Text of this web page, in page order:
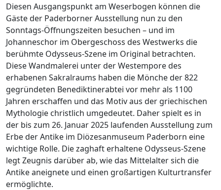
Diesen Ausgangspunkt am Weserbogen können die
Gäste der Paderborner Ausstellung nun zu den
Sonntags-Öffnungszeiten besuchen – und im
Johanneschor im Obergeschoss des Westwerks die
berühmte Odysseus-Szene im Original betrachten.
Diese Wandmalerei unter der Westempore des
erhabenen Sakralraums haben die Mönche der 822
gegründeten Benediktinerabtei vor mehr als 1100
Jahren erschaffen und das Motiv aus der griechischen
Mythologie christlich umgedeutet. Daher spielt es in
der bis zum 26. Januar 2025 laufenden Ausstellung zum
Erbe der Antike im Diözesanmuseum Paderborn eine
wichtige Rolle. Die zaghaft erhaltene Odysseus-Szene
legt Zeugnis darüber ab, wie das Mittelalter sich die
Antike aneignete und einen großartigen Kulturtransfer
ermöglichte.